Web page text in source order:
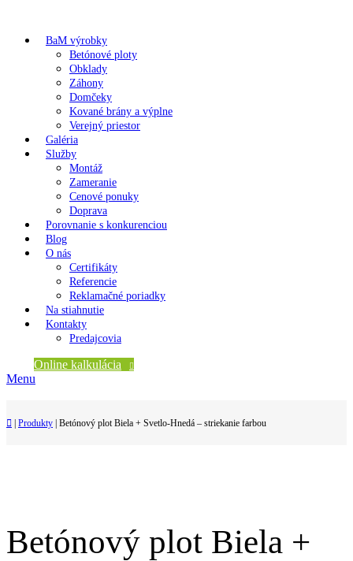
BaM výrobky
Betónové ploty
Obklady
Záhony
Domčeky
Kované brány a výplne
Verejný priestor
Galéria
Služby
Montáž
Zameranie
Cenové ponuky
Doprava
Porovnanie s konkurenciou
Blog
O nás
Certifikáty
Referencie
Reklamačné poriadky
Na stiahnutie
Kontakty
Predajcovia
Online kalkulácia
Menu
Produkty Betónový plot Biela + Svetlo-Hnedá – striekanie farbou
Betónový plot Biela +